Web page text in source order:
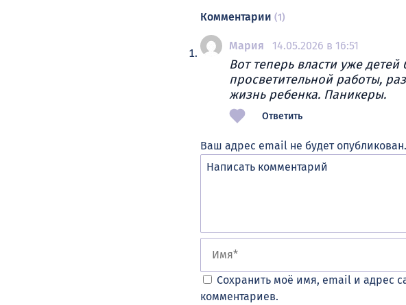
Комментарии (1)
Мария 14.05.2026 в 16:51
Вот теперь власти уже детей
просветительной работы,
жизнь ребенка. Паникеры.
Ответить
Ваш адрес email не будет опубликован.
Сохранить моё имя, email и адрес
комментариев.